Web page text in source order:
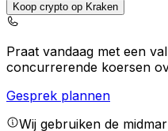
Koop crypto op Kraken
Praat vandaag met een
concurrerende koersen
Gesprek plannen
Wij gebruiken de